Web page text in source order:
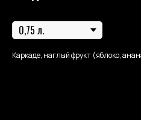
Каркаде, наглый фрукт (яблоко,